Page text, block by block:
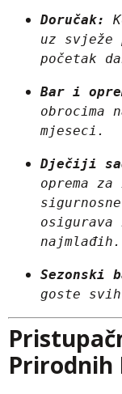
Doručak:
uz
početak
Bar i
obrocima
mjeseci.
Dječiji
oprema
najmlađih.
Sezonski
goste
Prirodnih